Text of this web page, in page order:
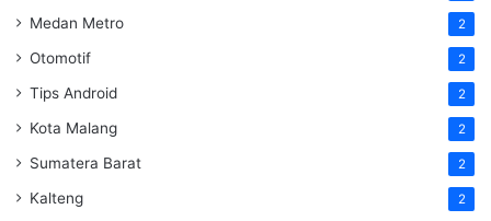
Medan Metro 2
Otomotif 2
Tips Android 2
Kota Malang 2
Sumatera Barat 2
Kalteng 2